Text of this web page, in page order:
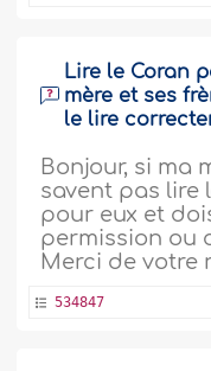
Lire le Coran
mère et ses
le lire
Bonjour, si ma
savent pas lire
pour eux et
permission ou
Merci de votre
534847